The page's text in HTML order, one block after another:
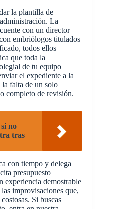
la plantilla de
La
con un director
embriólogos titulados
todos ellos
que toda la
de tu equipo
el expediente a la
falta de un solo
completo de revisión.
no
tras
con tiempo y delega
presupuesto
experiencia demostrable
improvisaciones que,
Si buscas